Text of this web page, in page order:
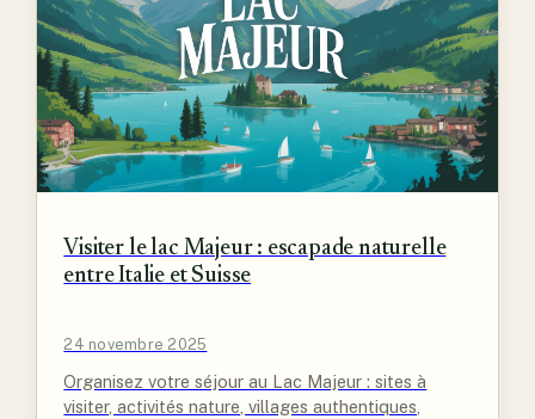
Visiter le lac Majeur : escapade naturelle
entre Italie et Suisse
24 novembre 2025
Organisez votre séjour au Lac Majeur : sites à
visiter, activités nature, villages authentiques,